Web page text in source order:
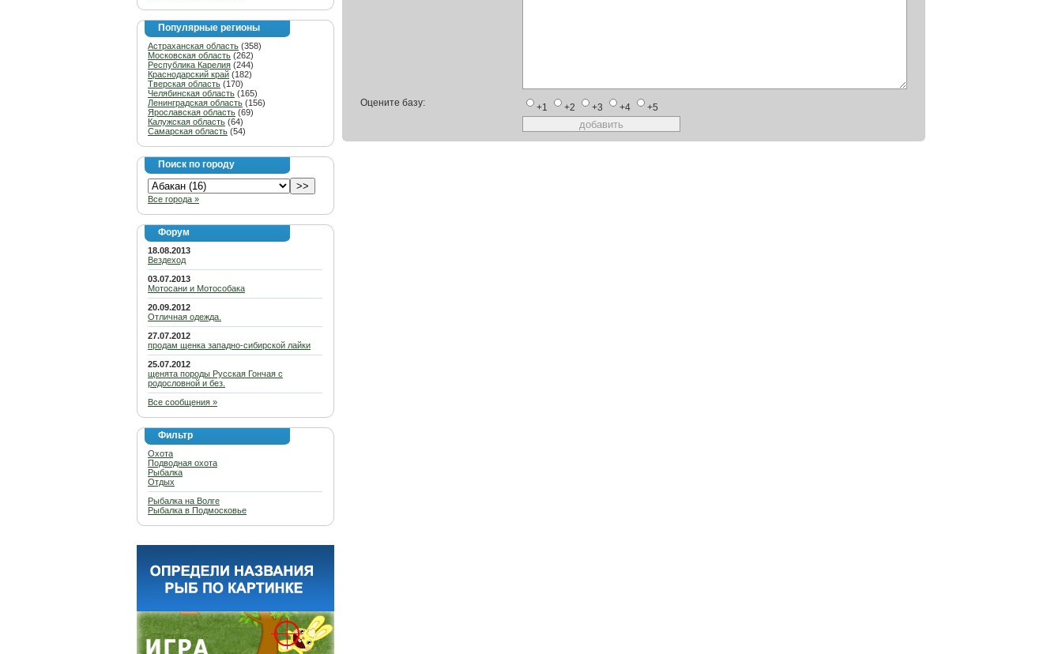
Популярные регионы
Астраханская область (358)
Московская область (262)
Республика Карелия (244)
Краснодарский край (182)
Тверская область (170)
Челябинская область (165)
Ленинградская область (156)
Ярославская область (69)
Калужская область (64)
Самарская область (54)
Поиск по городу
Все города »
Форум
18.08.2013
Вездеход
03.07.2013
Мотосани и Мотособака
20.09.2012
Отличная одежда.
27.07.2012
продам щенка западно-сибирской лайки
25.07.2012
щенята породы Русская Гончая с
родословной и без.
Все сообщения »
Фильтр
Охота
Подводная охота
Рыбалка
Отдых
Рыбалка на Волге
Рыбалка в Подмосковье
Оцените базу: +1 +2 +3 +4 +5